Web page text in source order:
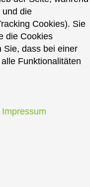
und die
Cookies). Sie
die Cookies
Sie, dass bei einer
Funktionalitäten
Impressum